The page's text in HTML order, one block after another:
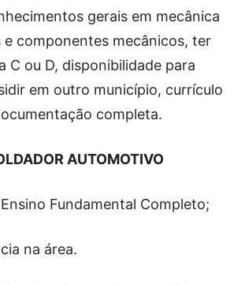
gerais em mecânica
e componentes mecânicos, ter
C ou D, disponibilidade para
em outro município, currículo
completa.
AUTOMOTIVO
Fundamental Completo;
na área.